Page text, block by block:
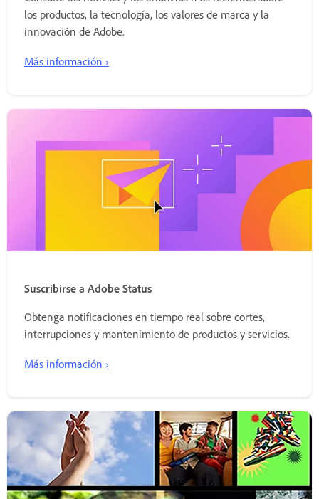
los productos, la tecnología, los valores de marca y la
innovación de Adobe.
Más información ›
Suscribirse a Adobe Status
Obtenga notificaciones en tiempo real sobre cortes,
interrupciones y mantenimiento de productos y servicios.
Más información ›